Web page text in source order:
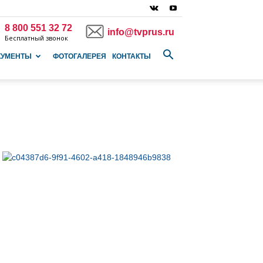
8 800 551 32 72
Бесплатный звонок
info@tvprus.ru
ФОТОГАЛЕРЕЯ КОНТАКТЫ